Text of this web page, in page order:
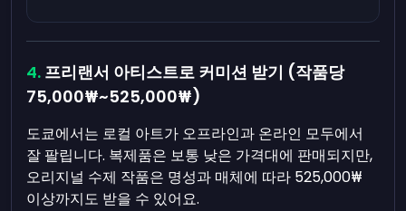
프리랜서 아티스트로 커미션 받기 (작품당
75,000₩~525,000₩)
도쿄에서는 로컬 아트가 오프라인과 온라인 모두에서
잘 팔립니다. 복제품은 보통 낮은 가격대에 판매되지만,
오리지널 수제 작품은 명성과 매체에 따라 525,000₩
이상까지도 받을 수 있어요.